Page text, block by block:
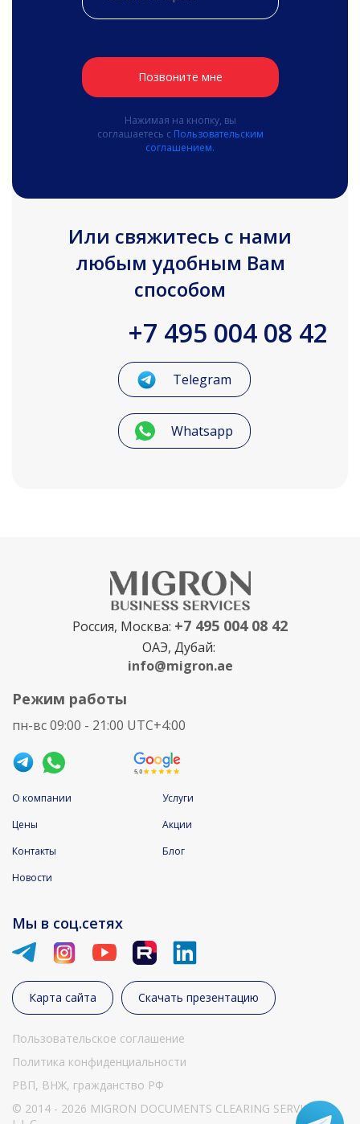
Позвоните мне
Нажимая на кнопку, вы
соглашаетесь с Пользовательским
соглашением.
Или свяжитесь с нами
любым удобным Вам
способом
Telegram
Whatsapp
+7 495 004 08 42
Россия, Москва: +7 495 004 08 42
ОАЭ, Дубай:
info@migron.ae
Режим работы
пн-вс 09:00 - 21:00 UTC+4:00
О компании
Цены
Контакты
Новости
Услуги
Акции
Блог
Мы в соц.сетях
Карта сайта Скачать презентацию
Пользовательское соглашение
Политика конфиденциальности
РВП, ВНЖ, гражданство РФ
© 2014 - 2026 MIGRON DOCUMENTS CLEARING SERVICES